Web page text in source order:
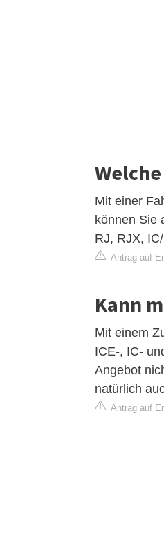
Mit einer
können Sie
RJ, RJX,
Antrag auf
Kann
Mit einem
ICE-, IC-
Angebot
natürlich
Antrag auf